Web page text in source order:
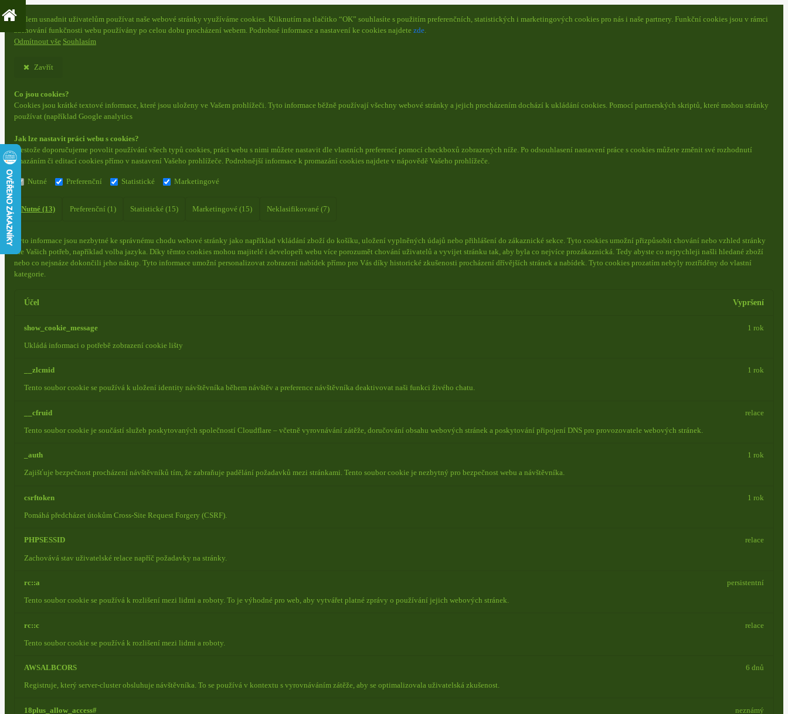
S cílem usnadnit uživatelům používat naše webové stránky využíváme cookies. Kliknutím na tlačítko “OK” souhlasíte s použitím preferenčních, statistických i marketingových cookies pro nás i naše partnery. Funkční cookies jsou v rámci
zachování funkčnosti webu používány po celou dobu procházení webem. Podrobné informace a nastavení ke cookies najdete zde.
Odmítnout vše Souhlasím
Zavřít
Co jsou cookies?
Cookies jsou krátké textové informace, které jsou uloženy ve Vašem prohlížeči. Tyto informace běžně používají všechny webové stránky a jejich procházením dochází k ukládání cookies. Pomocí partnerských skriptů, které mohou stránky
používat (například Google analytics
Jak lze nastavit práci webu s cookies?
Přestože doporučujeme povolit používání všech typů cookies, práci webu s nimi můžete nastavit dle vlastních preferencí pomocí checkboxů zobrazených níže. Po odsouhlasení nastavení práce s cookies můžete změnit své rozhodnutí
smazáním či editací cookies přímo v nastavení Vašeho prohlížeče. Podrobnější informace k promazání cookies najdete v nápovědě Vašeho prohlížeče.
Nutné Preferenční Statistické Marketingové
Nutné (13) Preferenční (1) Statistické (15) Marketingové (15) Neklasifikované (7)
Tyto informace jsou nezbytné ke správnému chodu webové stránky jako například vkládání zboží do košíku, uložení vyplněných údajů nebo přihlášení do zákaznické sekce. Tyto cookies umožní přizpůsobit chování nebo vzhled stránky
dle Vašich potřeb, například volba jazyka. Díky těmto cookies mohou majitelé i developeři webu více porozumět chování uživatelů a vyvijet stránku tak, aby byla co nejvíce prozákaznická. Tedy abyste co nejrychleji našli hledané zboží
nebo co nejsnáze dokončili jeho nákup. Tyto informace umožní personalizovat zobrazení nabídek přímo pro Vás díky historické zkušenosti procházení dřívějších stránek a nabídek. Tyto cookies prozatím nebyly roztříděny do vlastní
kategorie.
Účel Vypršení
show_cookie_message
Ukládá informaci o potřebě zobrazení cookie lišty
1 rok
__zlcmid
Tento soubor cookie se používá k uložení identity návštěvníka během návštěv a preference návštěvníka deaktivovat naši funkci živého chatu.
1 rok
__cfruid
Tento soubor cookie je součástí služeb poskytovaných společností Cloudflare – včetně vyrovnávání zátěže, doručování obsahu webových stránek a poskytování připojení DNS pro provozovatele webových stránek.
relace
_auth
Zajišťuje bezpečnost procházení návštěvníků tím, že zabraňuje padělání požadavků mezi stránkami. Tento soubor cookie je nezbytný pro bezpečnost webu a návštěvníka.
1 rok
csrftoken
Pomáhá předcházet útokům Cross-Site Request Forgery (CSRF).
1 rok
PHPSESSID
Zachovává stav uživatelské relace napříč požadavky na stránky.
relace
rc::a
Tento soubor cookie se používá k rozlišení mezi lidmi a roboty. To je výhodné pro web, aby vytvářet platné zprávy o používání jejich webových stránek.
persistentní
rc::c
Tento soubor cookie se používá k rozlišení mezi lidmi a roboty.
relace
AWSALBCORS
Registruje, který server-cluster obsluhuje návštěvníka. To se používá v kontextu s vyrovnáváním zátěže, aby se optimalizovala uživatelská zkušenost.
6 dnů
18plus_allow_access# neznámý